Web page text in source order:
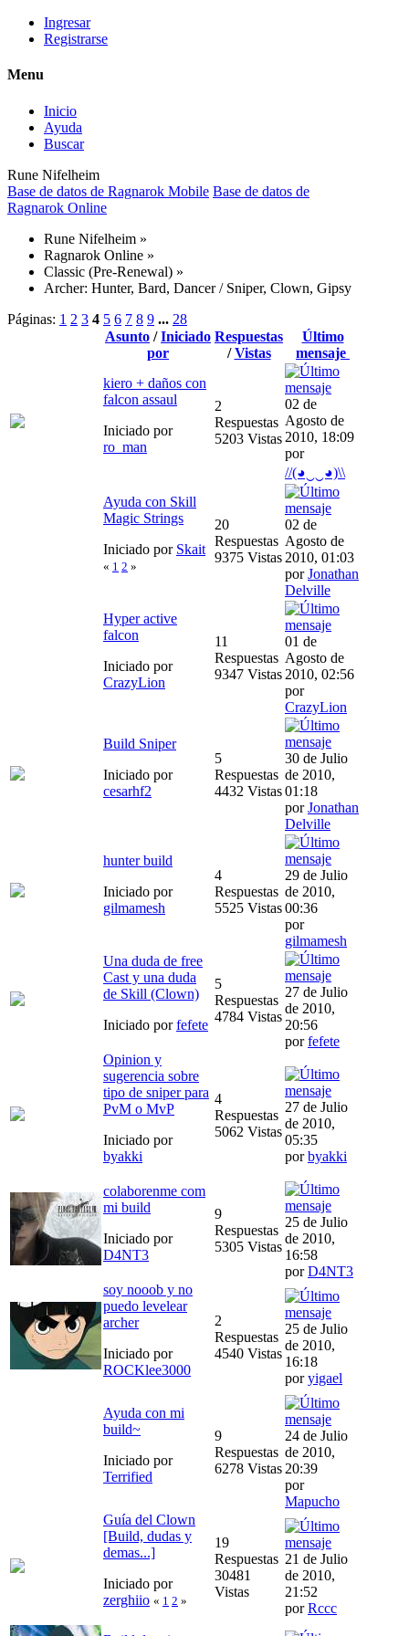
Ingresar
Registrarse
Menu
Inicio
Ayuda
Buscar
Rune Nifelheim
Base de datos de Ragnarok Mobile Base de datos de
Ragnarok Online
Rune Nifelheim »
Ragnarok Online »
Classic (Pre-Renewal) »
Archer: Hunter, Bard, Dancer / Sniper, Clown, Gipsy
Páginas: 1 2 3 4 5 6 7 8 9 ... 28
Asunto /Iniciado
por
Respuestas
/Vistas
Último
mensaje
kiero + daños con
falcon assaul
Iniciado por
ro_man
2
Respuestas
5203 Vistas
02 de
Agosto de
2010, 18:09
por
//(◕‿‿◕)\\
Ayuda con Skill
Magic Strings
Iniciado por Skait
« 1 2 »
20
Respuestas
9375 Vistas
02 de
Agosto de
2010, 01:03
porJonathan
Delville
Hyper active
falcon
Iniciado por
CrazyLion
11
Respuestas
9347 Vistas
01 de
Agosto de
2010, 02:56
por
CrazyLion
Build Sniper
Iniciado por
cesarhf2
5
Respuestas
4432 Vistas
30 de Julio
de 2010,
01:18
porJonathan
Delville
hunter build
Iniciado por
gilmamesh
4
Respuestas
5525 Vistas
29 de Julio
de 2010,
00:36
por
gilmamesh
Una duda de free
Cast y una duda
de Skill (Clown)
Iniciado porfefete
5
Respuestas
4784 Vistas
27 de Julio
de 2010,
20:56
porfefete
Opinion y
sugerencia sobre
tipo de sniper para
PvM o MvP
Iniciado por
byakki
4
Respuestas
5062 Vistas
27 de Julio
de 2010,
05:35
porbyakki
colaborenme com
mi build
Iniciado por
D4NT3
9
Respuestas
5305 Vistas
25 de Julio
de 2010,
16:58
porD4NT3
soy nooob y no
puedo levelear
archer
Iniciado por
ROCKlee3000
2
Respuestas
4540 Vistas
25 de Julio
de 2010,
16:18
poryigael
Ayuda con mi
build~
Iniciado por
Terrified
9
Respuestas
6278 Vistas
24 de Julio
de 2010,
20:39
por
Mapucho
Guía del Clown
[Build, dudas y
demas...]
Iniciado por
zerghiio « 1 2 »
19
Respuestas
30481
Vistas
21 de Julio
de 2010,
21:52
porRccc